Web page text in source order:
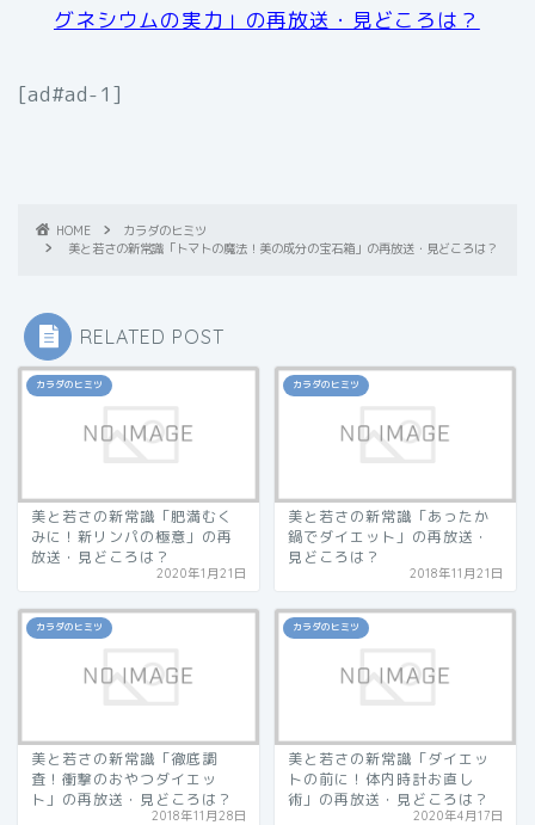
グネシウムの実力」の再放送・見どころは？
[ad#ad-1]
HOME
カラダのヒミツ
美と若さの新常識「トマトの魔法！美の成分の宝石箱」の再放送・見どころは？
RELATED POST
カラダのヒミツ
美と若さの新常識「肥満むく
みに！新リンパの極意」の再
放送・見どころは？
2020年1月21日
カラダのヒミツ
美と若さの新常識「あったか
鍋でダイエット」の再放送・
見どころは？
2018年11月21日
カラダのヒミツ
美と若さの新常識「徹底調
査！衝撃のおやつダイエッ
ト」の再放送・見どころは？
2018年11月28日
カラダのヒミツ
美と若さの新常識「ダイエッ
トの前に！体内時計お直し
術」の再放送・見どころは？
2020年4月17日